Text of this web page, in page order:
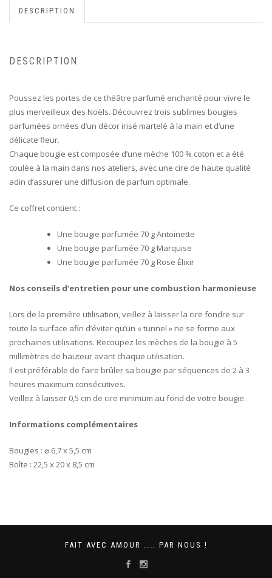
DESCRIPTION
DESCRIPTION
Poussez les portes de ce théâtre parfumé enchanté pour vivre le
plus merveilleux des Noëls. Découvrez trois sublimes bougies
parfumées ornées d’un décor irisé martelé à la main et d’une
délicate fleur.
Chaque bougie est composée d’une mèche 100 % coton et a été
coulée à la main dans nos ateliers, avec une cire de haute qualité
adin d’assurer une diffusion de parfum optimale.
Ce coffret contient :
Une bougie parfumée 70 g Antoinette
Une bougie parfumée 70 g Marquise
Une bougie parfumée 70 g Rose Élixir
Nos conseils d’entretien pour une combustion harmonieuse
Lors de la première utilisation, veillez à laisser la cire fondre sur
toute la surface afin d’éviter qu’un « tunnel » ne se forme aux
prochaines utilisations. Recoupez les mèches de la bougie à 5
millimètres de hauteur avant chaque utilisation.
Il est préférable de faire brûler sa bougie par séquences de 2 à 3
heures maximum consécutives.
Veillez à laisser 0,5 cm de cire minimum au fond de votre bougie.
Informations complémentaires
Bougies : ⌀ 6,7 x 5,5 cm
Boîte : 22,5 x 20 x 8,5 cm
FAIT AVEC AMOUR .... PAR NOUS !